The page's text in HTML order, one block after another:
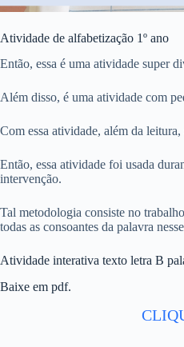
Atividade de alfabetização 1º ano
Então, essa é uma atividade super
Além disso, é uma atividade com
Com essa atividade, além da leitura,
Então, essa atividade foi usada
intervenção.
Tal metodologia consiste no
todas as consoantes da palavra
Atividade interativa texto letra B
Baixe em pdf.